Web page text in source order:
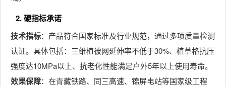
2. 硬指标承诺
技术指标：产品符合国家标准及行业规范，通过多项质量检测
认证。具体包括：三维植被网延伸率不低于30%、植草格抗压
强度达10MPa以上、抗老化性能满足户外5年以上使用寿命。
效果保障：在青藏铁路、同三高速、锦屏电站等国家级工程